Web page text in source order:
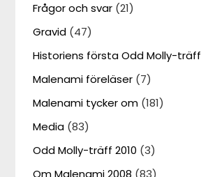
Frågor och svar (21)
Gravid (47)
Historiens första Odd Molly-träff
Malenami föreläser (7)
Malenami tycker om (181)
Media (83)
Odd Molly-träff 2010 (3)
Om Malenami 2008 (83)